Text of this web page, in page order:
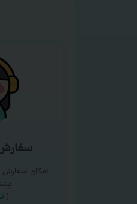
امکان
(